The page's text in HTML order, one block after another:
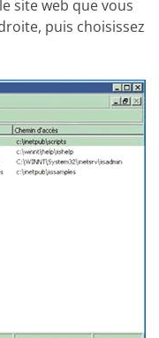
site web que vous
puis choisissez